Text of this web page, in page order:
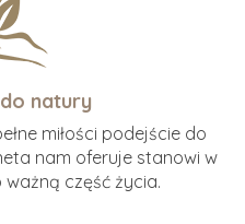
natury
miłości podejście do
nam oferuje stanowi w
część życia.